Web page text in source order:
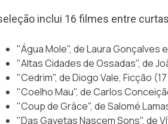
inclui 16 filmes entre
"Água Mole", de Laura Gonçalves
"Altas Cidades de Ossadas", de
"Cedrim", de Diogo Vale, Ficção
"Coelho Mau", de Carlos
"Coup de Grâce", de Salomé
"Das Gavetas Nascem Sons", de